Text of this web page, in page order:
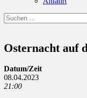
Suchen
Suchen
nach:
Osternacht auf
Datum/Zeit
08.04.2023
21:00